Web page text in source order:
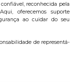
reconhecida pela
oferecemos suporte
ao cuidar do seu
de representá-